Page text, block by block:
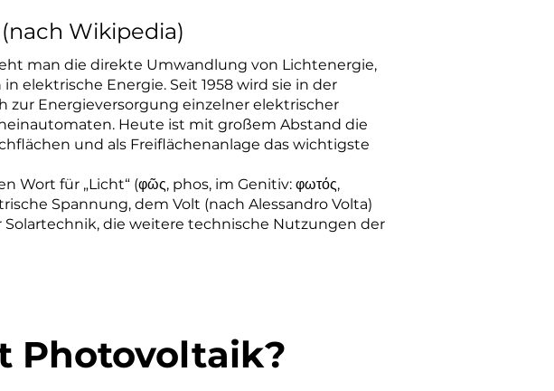
Wikipedia)
man die direkte Umwandlung von Lichtenergie,
in elektrische Energie. Seit 1958 wird sie in der
zur Energieversorgung einzelner elektrischer
. Heute ist mit großem Abstand die
und als Freiflächenanlage das wichtigste
Wort für „Licht“ (φῶς, phos, im Genitiv: φωτός,
Spannung, dem Volt (nach Alessandro Volta)
Solartechnik, die weitere technische Nutzungen der
Photovoltaik?